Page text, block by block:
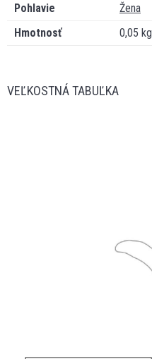
Pohlavie
Žena
Hmotnosť
0,05 kg
VEĽKOSTNÁ TABUĽKA